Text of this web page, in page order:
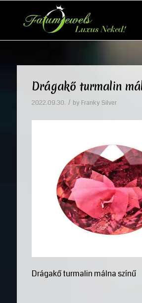
Drágakő turmalin
2022.09.30. / by Franky Silver
Drágakő turmalin málna színű